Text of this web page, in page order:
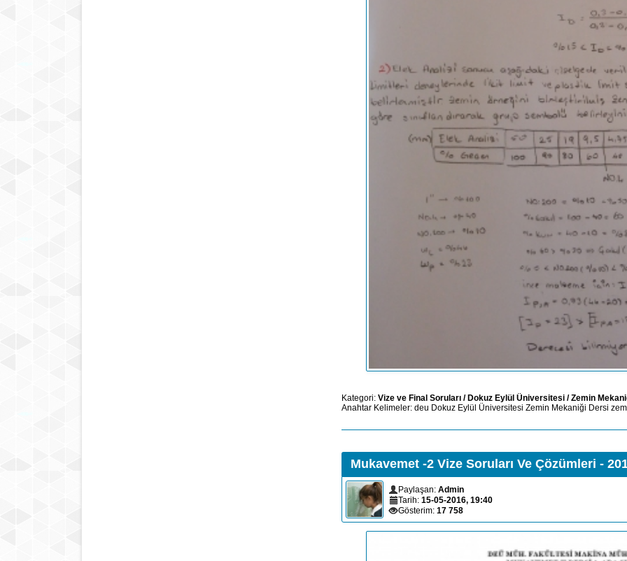
Kategori: Vize ve Final Soruları /Dokuz Eylül Üniversitesi /Zemin
Anahtar Kelimeler: deu Dokuz Eylül Üniversitesi Zemin Mekaniği Dersi
Mukavemet -2 Vize Soruları Ve Çözümleri -
Paylaşan: Admin
Tarih: 15-05-2016, 19:40
Gösterim: 17 758